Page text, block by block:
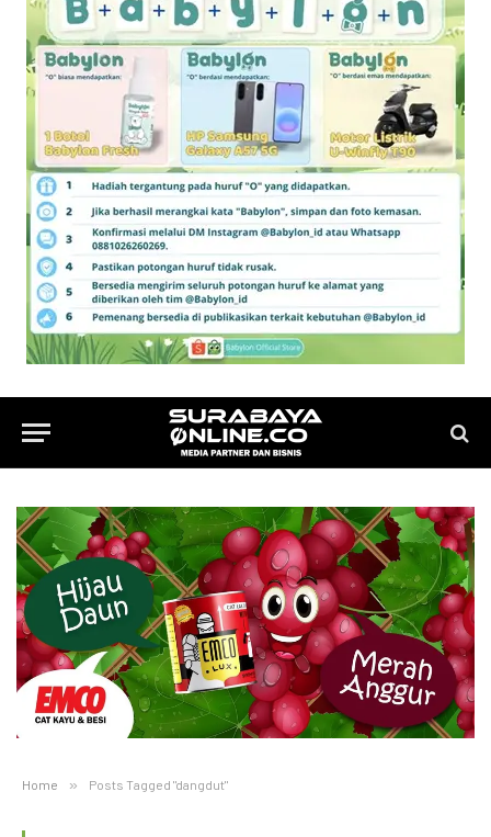
Home » Posts Tagged "dangdut"